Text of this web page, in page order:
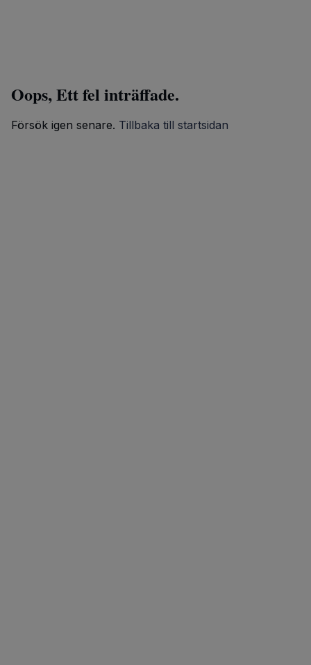
Oops, Ett fel inträffade.
Försök igen senare. Tillbaka till startsidan